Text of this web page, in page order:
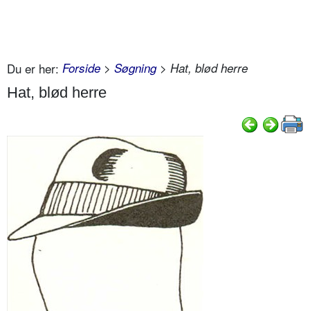
Du er her: Forside > Søgning> Hat, blød herre
Hat, blød herre